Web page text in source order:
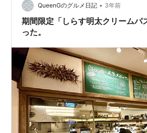
して、…QueenGのグルメ日記 • 3年前
期間限定「しらす明太クリームパ
った。